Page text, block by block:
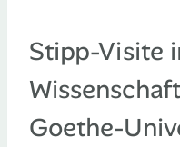
Stipp-Visite
Goethe-